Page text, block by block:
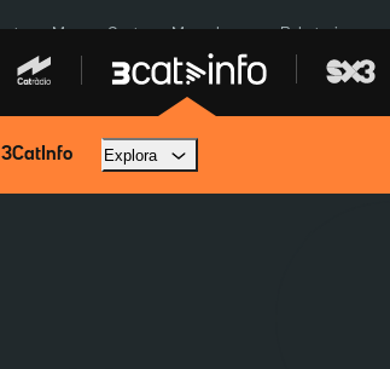
Menors Ceuta Mercabarna Robatoris coure
3CatInfo Explora